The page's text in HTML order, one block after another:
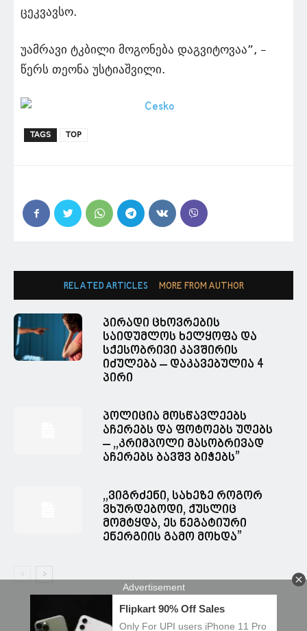
ცეკვავსო.
უამრავი ტკბილი მოგონება დაგვიტოვაა”, –
წერს თეონა უსტიაშვილი.
TAGS TOP
RELATED ARTICLES MORE FROM AUTHOR
პირადი ცხოვრების
საიდუმლოს ხელყოფა და
სქესობრივი კავშირის
იძულება – დაკავებულია 4
პირი
პოლიცია მოსწავლეებს
აჩერებს და ფოტოებს უღებს
– ,,კრიმპოლი მასობრივად
აჩერებს ბავშვ ბიჭებს”
,,ვიგრძენი, სახეზე როგორ
ვხურდებოდი, ქუსლიც
მომტყდა, ეს ნეგატიური
ენერგიის გამო მოხდა”